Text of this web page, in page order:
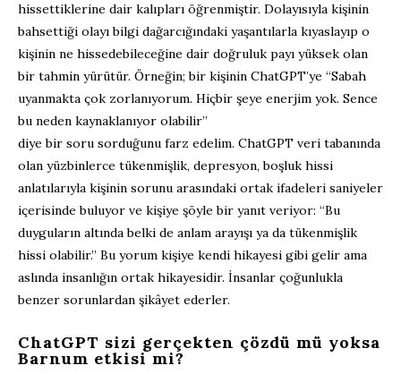
hissettiklerine dair kalıpları öğrenmiştir. Dolayısıyla kişinin
bahsettiği olayı bilgi dağarcığındaki yaşantılarla kıyaslayıp o
kişinin ne hissedebileceğine dair doğruluk payı yüksek olan
bir tahmin yürütür. Örneğin; bir kişinin ChatGPT’ye “Sabah
uyanmakta çok zorlanıyorum. Hiçbir şeye enerjim yok. Sence
bu neden kaynaklanıyor olabilir”
diye bir soru sorduğunu farz edelim. ChatGPT veri tabanında
olan yüzbinlerce tükenmişlik, depresyon, boşluk hissi
anlatılarıyla kişinin sorunu arasındaki ortak ifadeleri saniyeler
içerisinde buluyor ve kişiye şöyle bir yanıt veriyor: “Bu
duyguların altında belki de anlam arayışı ya da tükenmişlik
hissi olabilir.” Bu yorum kişiye kendi hikayesi gibi gelir ama
aslında insanlığın ortak hikayesidir. İnsanlar çoğunlukla
benzer sorunlardan şikâyet ederler.
ChatGPT sizi gerçekten çözdü mü yoksa
Barnum etkisi mi?